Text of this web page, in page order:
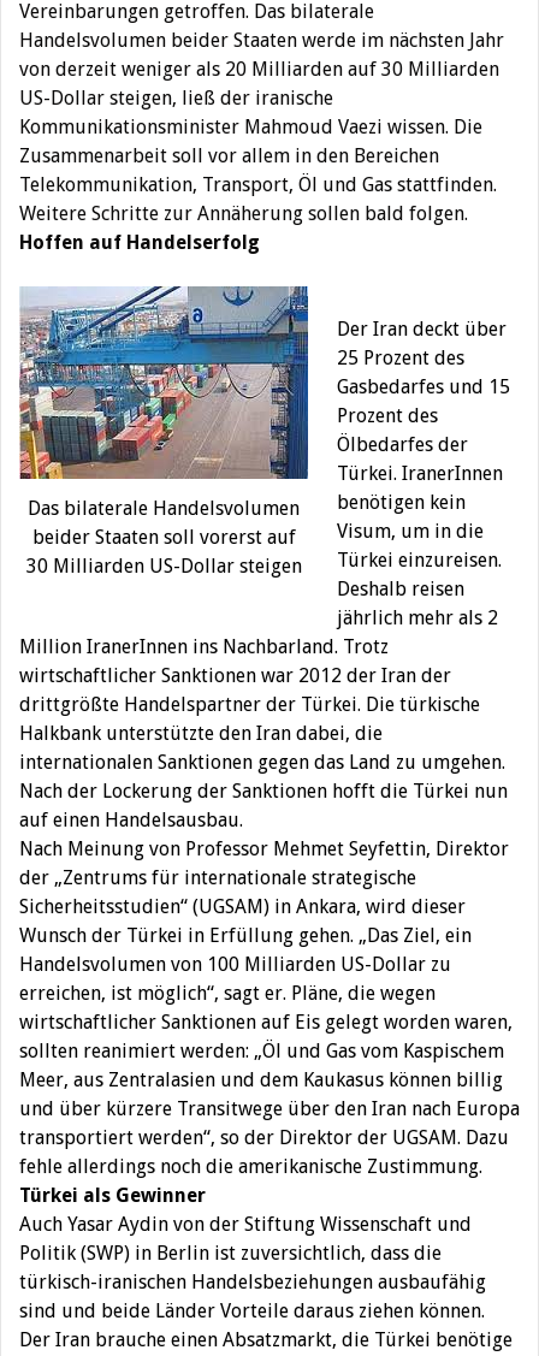
Vereinbarungen getroffen. Das bilaterale
Handelsvolumen beider Staaten werde im nächsten Jahr
von derzeit weniger als 20 Milliarden auf 30 Milliarden
US-Dollar steigen, ließ der iranische
Kommunikationsminister Mahmoud Vaezi wissen. Die
Zusammenarbeit soll vor allem in den Bereichen
Telekommunikation, Transport, Öl und Gas stattfinden.
Weitere Schritte zur Annäherung sollen bald folgen.
Hoffen auf Handelserfolg
Das bilaterale Handelsvolumen
beider Staaten soll vorerst auf
30 Milliarden US-Dollar steigen
Der Iran deckt über
25 Prozent des
Gasbedarfes und 15
Prozent des
Ölbedarfes der
Türkei. IranerInnen
benötigen kein
Visum, um in die
Türkei einzureisen.
Deshalb reisen
jährlich mehr als 2
Million IranerInnen ins Nachbarland. Trotz
wirtschaftlicher Sanktionen war 2012 der Iran der
drittgrößte Handelspartner der Türkei. Die türkische
Halkbank unterstützte den Iran dabei, die
internationalen Sanktionen gegen das Land zu umgehen.
Nach der Lockerung der Sanktionen hofft die Türkei nun
auf einen Handelsausbau.
Nach Meinung von Professor Mehmet Seyfettin, Direktor
der „Zentrums für internationale strategische
Sicherheitsstudien“ (UGSAM) in Ankara, wird dieser
Wunsch der Türkei in Erfüllung gehen. „Das Ziel, ein
Handelsvolumen von 100 Milliarden US-Dollar zu
erreichen, ist möglich“, sagt er. Pläne, die wegen
wirtschaftlicher Sanktionen auf Eis gelegt worden waren,
sollten reanimiert werden: „Öl und Gas vom Kaspischem
Meer, aus Zentralasien und dem Kaukasus können billig
und über kürzere Transitwege über den Iran nach Europa
transportiert werden“, so der Direktor der UGSAM. Dazu
fehle allerdings noch die amerikanische Zustimmung.
Türkei als Gewinner
Auch Yasar Aydin von der Stiftung Wissenschaft und
Politik (SWP) in Berlin ist zuversichtlich, dass die
türkisch-iranischen Handelsbeziehungen ausbaufähig
sind und beide Länder Vorteile daraus ziehen können.
Der Iran brauche einen Absatzmarkt, die Türkei benötige